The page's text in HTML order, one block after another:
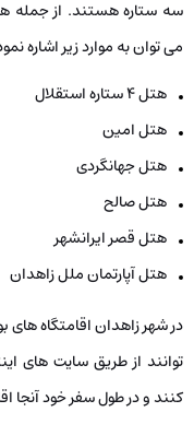
سه ستاره هستند. از جمله
می ‌توان به موارد زیر اشاره
هتل ۴ ستاره استقلال
هتل امین
هتل جهانگردی
هتل صالح
هتل قصر ایرانشهر
هتل آپارتمان ملل زاهدان
در شهر زاهدان اقامتگاه‌
توانند از طریق سایت‌ های
کنند و در طول سفر خود آنجا